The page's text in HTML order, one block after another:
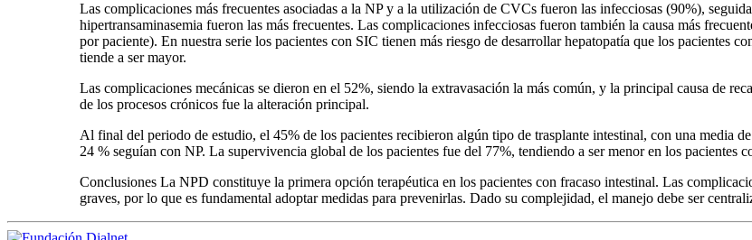
Las complicaciones más frecuentes asociadas a la NP y a la utilización de CVCs fueron las infecciosas (90%),
hipertransaminasemia fueron las más frecuentes. Las complicaciones infecciosas fueron también la causa más
por paciente). En nuestra serie los pacientes con SIC tienen más riesgo de desarrollar hepatopatía que los pacientes
tiende a ser mayor.
Las complicaciones mecánicas se dieron en el 52%, siendo la extravasación la más común, y la principal causa de
de los procesos crónicos fue la alteración principal.
Al final del periodo de estudio, el 45% de los pacientes recibieron algún tipo de trasplante intestinal, con una media
24 % seguían con NP. La supervivencia global de los pacientes fue del 77%, tendiendo a ser menor en los pacientes
Conclusiones La NPD constituye la primera opción terapéutica en los pacientes con fracaso intestinal. Las
graves, por lo que es fundamental adoptar medidas para prevenirlas. Dado su complejidad, el manejo debe ser